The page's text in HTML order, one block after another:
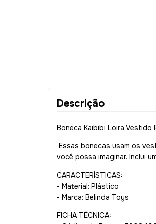
Descrição
Boneca Kaibibi Loira Vestido
Essas bonecas usam os
você possa imaginar. Inclui
CARACTERÍSTICAS:
- Material: Plástico
- Marca: Belinda Toys
FICHA TÉCNICA: